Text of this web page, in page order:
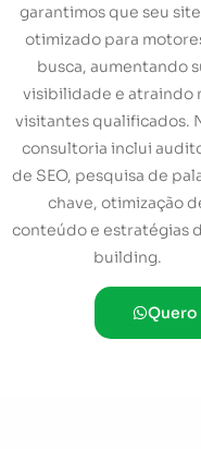
garantimos que seu
otimizado para
busca, aumentando
visibilidade e atraindo
visitantes qualificados.
consultoria inclui
de SEO, pesquisa de
chave, otimização
conteúdo e estratégias
building.
Quero